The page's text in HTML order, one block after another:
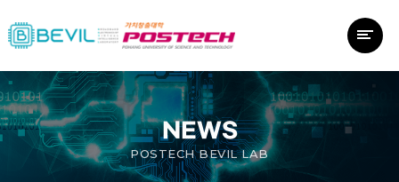
NEWS
POSTECH BEVIL LAB